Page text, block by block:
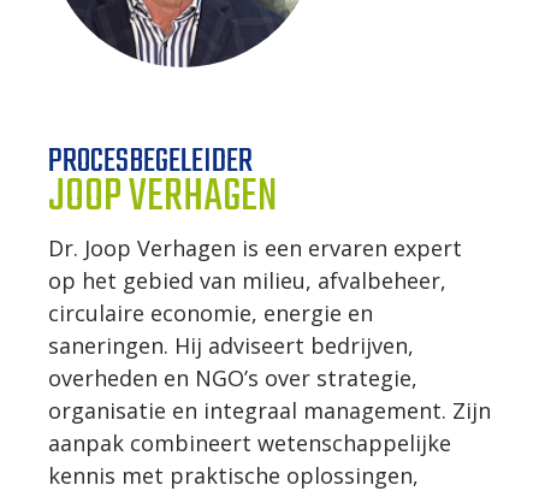
KETENAANPAK
WERKWIJZE
UW PROJECT
CONTACT
PROCESBEGELEIDER
JOOP VERHAGEN
Dr. Joop Verhagen is een ervaren expert
op het gebied van milieu, afvalbeheer,
circulaire economie, energie en
saneringen. Hij adviseert bedrijven,
overheden en NGO’s over strategie,
organisatie en integraal management. Zijn
aanpak combineert wetenschappelijke
kennis met praktische oplossingen,